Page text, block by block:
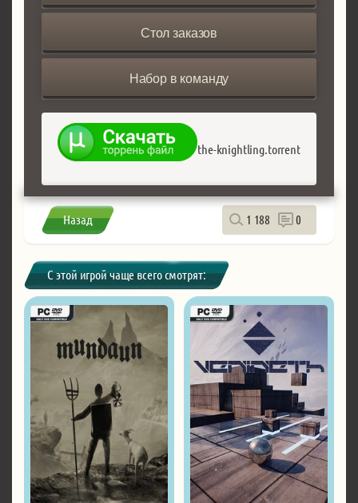
Стол заказов
Набор в команду
the-knightling.torrent
Назад 1 188 0
С этой игрой чаще всего смотрят: